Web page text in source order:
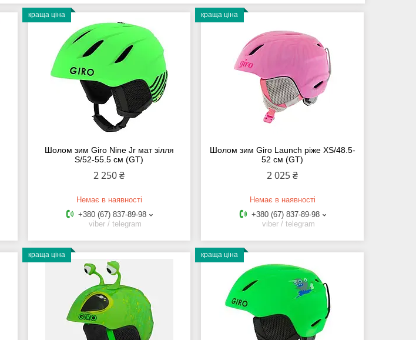
краща ціна
Шолом зим Giro Nine Jr мат зілля
S/52-55.5 см (GT)
2 250 ₴
Немає в наявності
+380 (67) 837-89-98
viber / telegram
краща ціна
Шолом зим Giro Launch ріже XS/48.5-
52 см (GT)
2 025 ₴
Немає в наявності
+380 (67) 837-89-98
viber / telegram
краща ціна краща ціна